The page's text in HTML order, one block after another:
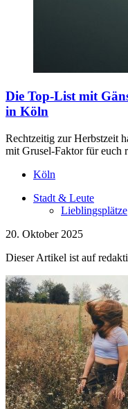
Die Top-List mit
in Köln
Rechtzeitig zur Herbstzeit
mit Grusel-Faktor für euch
Köln
Stadt & Leute
Lieblingsplätze
20. Oktober 2025
Dieser Artikel ist auf